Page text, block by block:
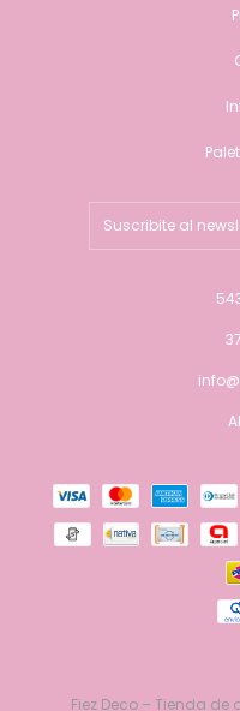
Fiez Deco – Tienda